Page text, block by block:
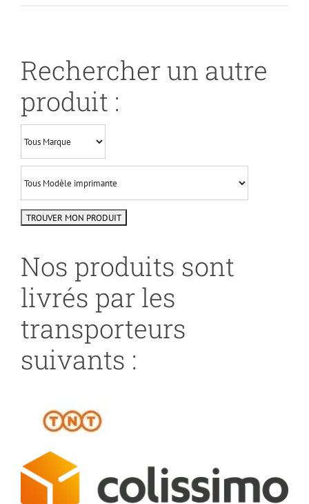
Rechercher un autre
produit :
Nos produits sont
livrés par les
transporteurs
suivants :